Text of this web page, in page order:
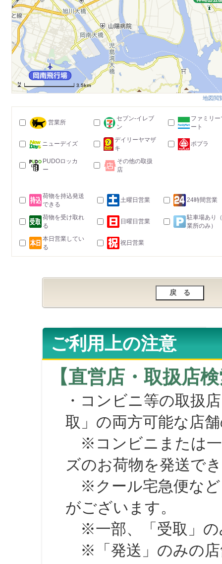
3.5km
地図閲
営業所
セブン-イレブ
ン
ファミリー
ート
ニューデイズ
デイリーヤマザ
キ
ポプラ
PUDOロッカ
ー
その他の取扱
店
荷物を持込発送
できる
土曜日営業 24時間営業
荷物を受け取れ
る
日曜日営業
駐車場あり
業所のみ）
本日営業してい
る
祝日営業
ご利用上の注意
【直営店・取扱店
・コンビニ等の取扱
取」の両方可能な店
※コンビニまたは一
ズのお荷物を発送で
※クール宅急便など
がございます。
※一部、「受取」の
※「発送」のみの店